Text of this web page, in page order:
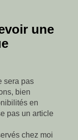
une
sera pas
bien
en
pas un article
chez moi